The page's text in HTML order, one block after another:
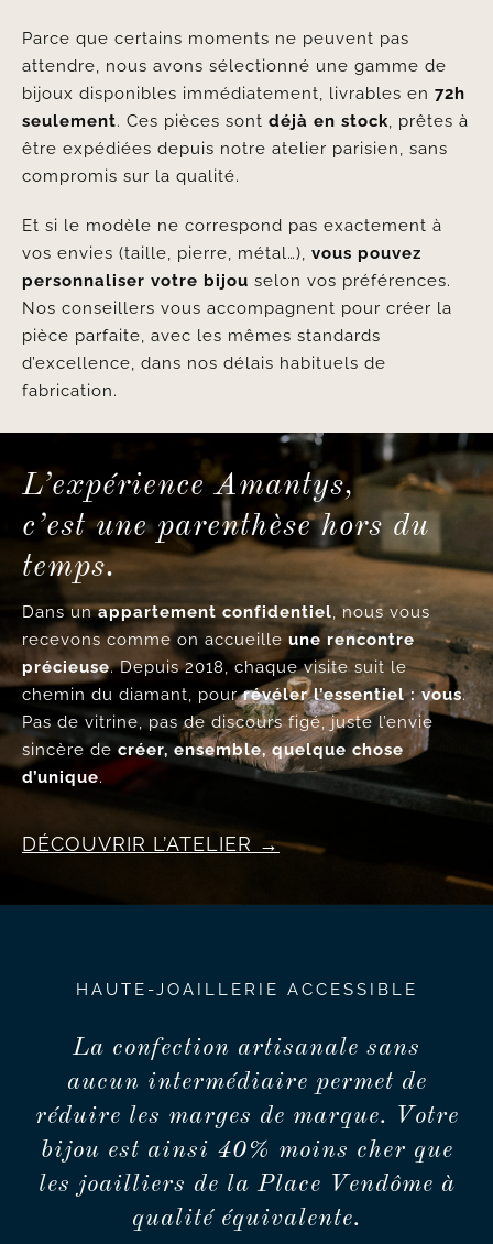
Parce que certains moments ne peuvent pas
attendre, nous avons sélectionné une gamme de
bijoux disponibles immédiatement, livrables en 72h
seulement. Ces pièces sont déjà en stock, prêtes à
être expédiées depuis notre atelier parisien, sans
compromis sur la qualité.
Et si le modèle ne correspond pas exactement à
vos envies (taille, pierre, métal…), vous pouvez
personnaliser votre bijou selon vos préférences.
Nos conseillers vous accompagnent pour créer la
pièce parfaite, avec les mêmes standards
d’excellence, dans nos délais habituels de
fabrication.
L’expérience Amantys,
c’est une parenthèse hors du
temps.
Dans unappartement confidentiel, nous vous
recevons comme on accueille une rencontre
précieuse. Depuis 2018, chaque visite suit le
chemin du diamant, pourrévéler l’essentiel : vous.
Pas de vitrine, pas de discours figé, juste l’envie
sincère de créer, ensemble, quelque chose
d’unique.
DÉCOUVRIR L’ATELIER
HAUTE-JOAILLERIE ACCESSIBLE
La confection artisanale sans
aucun intermédiaire permet de
réduire les marges de marque. Votre
bijou est ainsi 40% moins cher que
les joailliers de la Place Vendôme à
qualité équivalente.